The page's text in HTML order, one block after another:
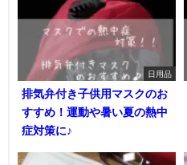
日用品
排気弁付き子供用マスクのお
すすめ！運動や暑い夏の熱中
症対策に♪